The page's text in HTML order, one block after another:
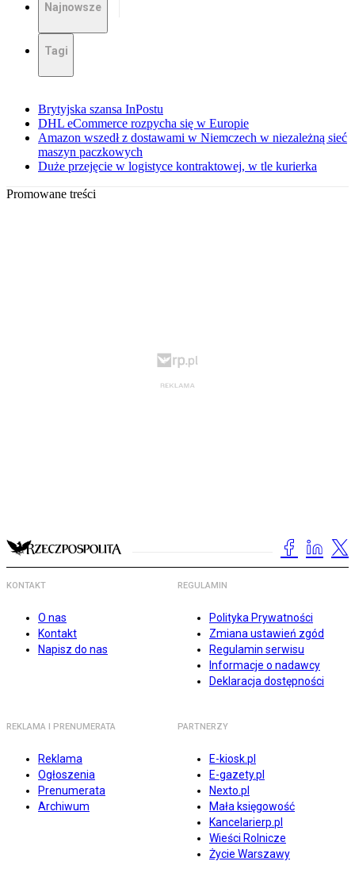
Najnowsze
Tagi
Brytyjska szansa InPostu
DHL eCommerce rozpycha się w Europie
Amazon wszedł z dostawami w Niemczech w niezależną sieć
maszyn paczkowych
Duże przejęcie w logistyce kontraktowej, w tle kurierka
Promowane treści
KONTAKT
O nas
Kontakt
Napisz do nas
REGULAMIN
Polityka Prywatności
Zmiana ustawień zgód
Regulamin serwisu
Informacje o nadawcy
Deklaracja dostępności
REKLAMA I PRENUMERATA
Reklama
Ogłoszenia
Prenumerata
Archiwum
PARTNERZY
E-kiosk.pl
E-gazety.pl
Nexto.pl
Mała księgowość
Kancelarierp.pl
Wieści Rolnicze
Życie Warszawy